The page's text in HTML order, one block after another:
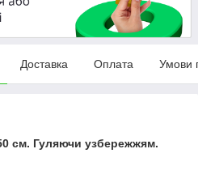
Доставка Оплата Умови
см. Гуляючи узбережжям.